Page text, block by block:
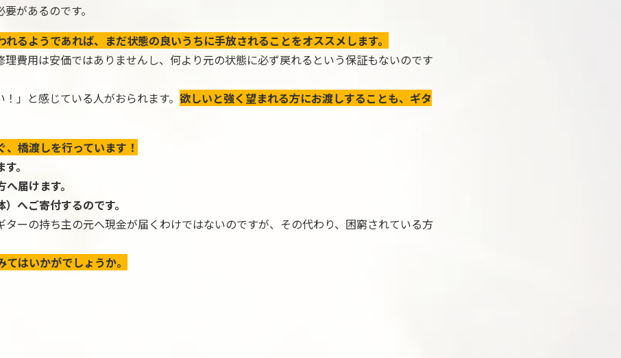
があるのです。
ようであれば、まだ状態の良いうちに手放されることをオススメします。
費用は安価ではありませんし、何より元の状態に必ず戻れるという保証もないのです
」と感じている人がおられます。 欲しいと強く望まれる方にお渡しすることも、ギタ
橋渡しを行っています！
。
届けます。
へご寄付するのです。
ーの持ち主の元へ現金が届くわけではないのですが、その代わり、困窮されている方
はいかがでしょうか。